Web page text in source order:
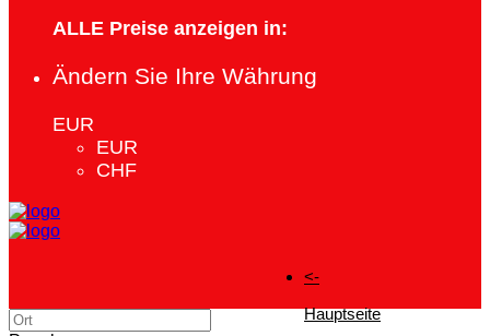
ALLE Preise anzeigen in:
Ändern Sie Ihre Währung
EUR
EUR
CHF
<-
Hauptseite